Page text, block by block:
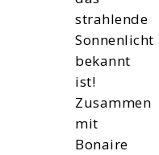
strahlende
Sonnenlicht
bekannt
ist!
Zusammen
mit
Bonaire